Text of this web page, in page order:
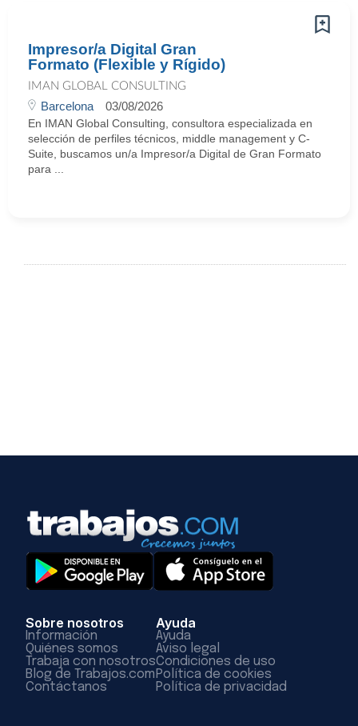
Impresor/a Digital Gran
Formato (Flexible y Rígido)
IMAN GLOBAL CONSULTING
Barcelona 03/08/2026
En IMAN Global Consulting, consultora especializada en
selección de perfiles técnicos, middle management y C-
Suite, buscamos un/a Impresor/a Digital de Gran Formato
para ...
Sobre nosotros
Información
Quiénes somos
Trabaja con nosotros
Blog de Trabajos.com
Contáctanos
Ayuda
Ayuda
Aviso legal
Condiciones de uso
Política de cookies
Política de privacidad